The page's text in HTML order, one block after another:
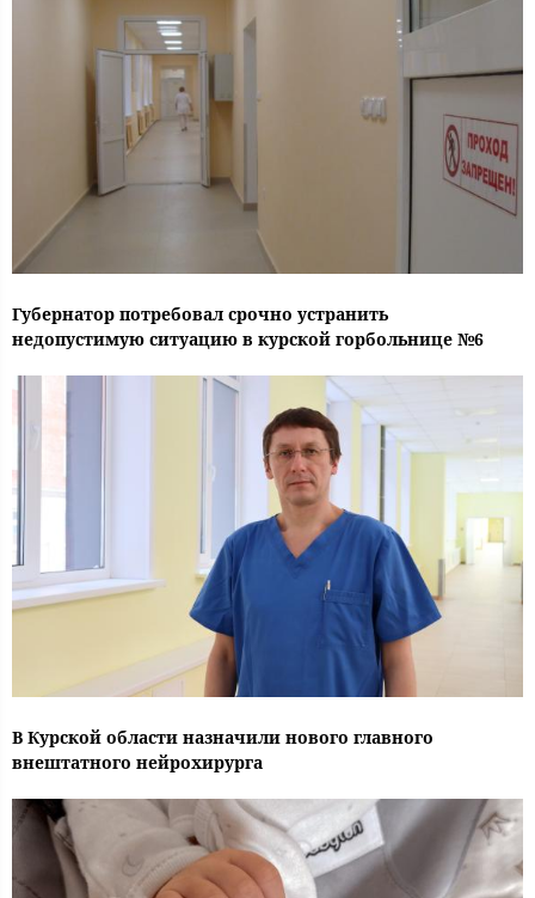
Губернатор потребовал срочно устранить
недопустимую ситуацию в курской горбольнице №6
В Курской области назначили нового главного
внештатного нейрохирурга